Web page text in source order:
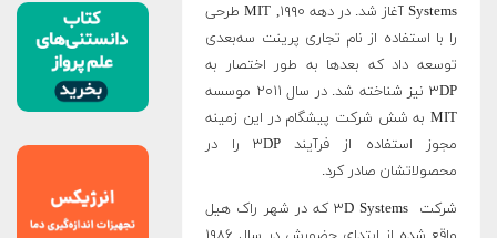
Systems آغاز شد. در دهه ۱۹۹۰, MIT طرحی
را با استفاده از نام تجاری پرینت سه‌بعدی
توسعه داد که بعدها به طور اختصار به
۳DP نیز شناخته شد. در سال ۲۰۱۱ موسسه
MIT به شش شرکت پیشگام در این زمینه
مجوز استفاده از فرآیند ۳DP را در
محصولاتشان صادر کرد.
شرکت ۳D Systems که در شهر راک هیل